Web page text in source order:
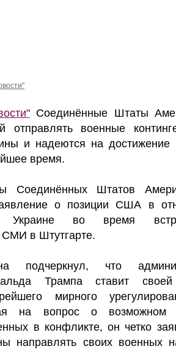
Соединённые Штаты
отправлять военные
и надеются на достижение
время.
Соединённых Штатов
о позиции США в
Украине во время
СМИ в Штутгарте.
подчеркнул, что
Трампа ставит
мирного
на вопрос о возможном
в конфликте, он четко
направлять своих военных